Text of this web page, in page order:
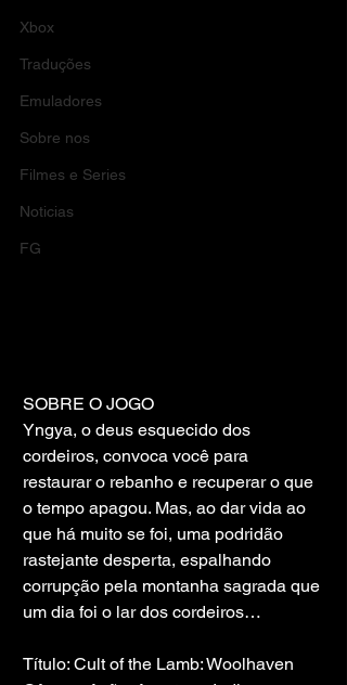
Xbox
Traduções
Emuladores
Sobre nos
Filmes e Series
Noticias
FG
SOBRE O JOGO
Yngya, o deus esquecido dos
cordeiros, convoca você para
restaurar o rebanho e recuperar o que
o tempo apagou. Mas, ao dar vida ao
que há muito se foi, uma podridão
rastejante desperta, espalhando
corrupção pela montanha sagrada que
um dia foi o lar dos cordeiros…
Título: Cult of the Lamb: Woolhaven